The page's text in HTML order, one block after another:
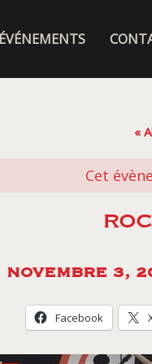
ÉVÉNEMENTS
«
Cet
NOVEMBRE 3,
Facebook